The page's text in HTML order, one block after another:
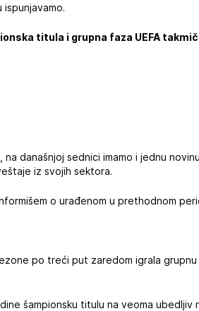
titula i grupna faza UEFA
na današnjoj sednici imamo i jednu
iz svojih sektora.
o urađenom u prethodnom
po treći put zaredom igrala
šampionsku titulu na veoma